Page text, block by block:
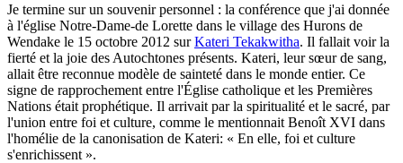
Je termine sur un souvenir personnel : la conférence que j'ai donnée
à l'église Notre-Dame-de Lorette dans le village des Hurons de
Wendake le 15 octobre 2012 surKateri Tekakwitha. Il fallait voir la
fierté et la joie des Autochtones présents. Kateri, leur sœur de sang,
allait être reconnue modèle de sainteté dans le monde entier. Ce
signe de rapprochement entre l'Église catholique et les Premières
Nations était prophétique. Il arrivait par la spiritualité et le sacré, par
l'union entre foi et culture, comme le mentionnait Benoît XVI dans
l'homélie de la canonisation de Kateri: « En elle, foi et culture
s'enrichissent ».